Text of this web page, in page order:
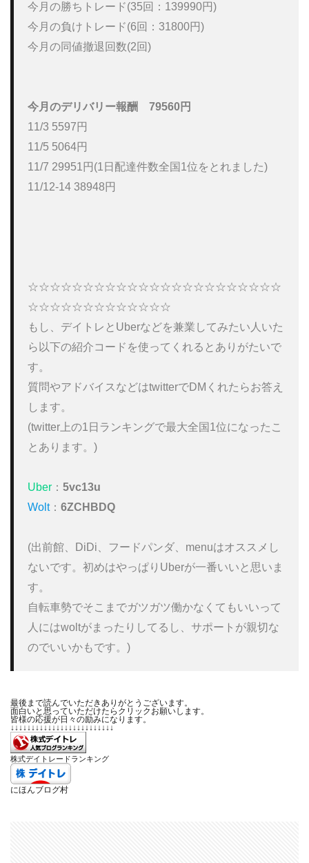
今月の勝ちトレード(35回：139990円)
今月の負けトレード(6回：31800円)
今月の同値撤退回数(2回)
今月のデリバリー報酬
79560円
11/3 5597円
11/5 5064円
11/7 29951円(1日配達件数全国1位をとれました)
11/12-14 38948円
☆☆☆☆☆☆☆☆☆☆☆☆☆☆☆☆☆☆☆☆☆☆☆
☆☆☆☆☆☆☆☆☆☆☆☆☆
もし、デイトレとUberなどを兼業してみたい人いた
ら以下の紹介コードを使ってくれるとありがたいで
す。
質問やアドバイスなどはtwitterでDMくれたらお答え
します。
(twitter上の1日ランキングで最大全国1位になったこ
とあります。)
Uber ： 5vc13u
Wolt： 6ZCHBDQ
(出前館、DiDi、フードパンダ、menuはオススメし
ないです。初めはやっぱりUberが一番いいと思いま
す。
自転車勢でそこまでガツガツ働かなくてもいいって
人にはwoltがまったりしてるし、サポートが親切な
のでいいかもです。)
最後まで読んでいただきありがとうございます。
面白いと思っていただけたらクリックお願いします。
皆様の応援が日々の励みになります。
↓↓↓↓↓↓↓↓↓↓↓↓↓↓↓↓↓↓↓↓↓↓↓↓↓
株式デイトレードランキング
にほんブログ村